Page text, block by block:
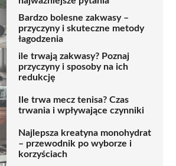
Bardzo bolesne zakwasy –
przyczyny i skuteczne metody
łagodzenia
ile trwają zakwasy? Poznaj
przyczyny i sposoby na ich
redukcję
Ile trwa mecz tenisa? Czas
trwania i wpływające czynniki
Najlepsza kreatyna monohydrat
– przewodnik po wyborze i
korzyściach